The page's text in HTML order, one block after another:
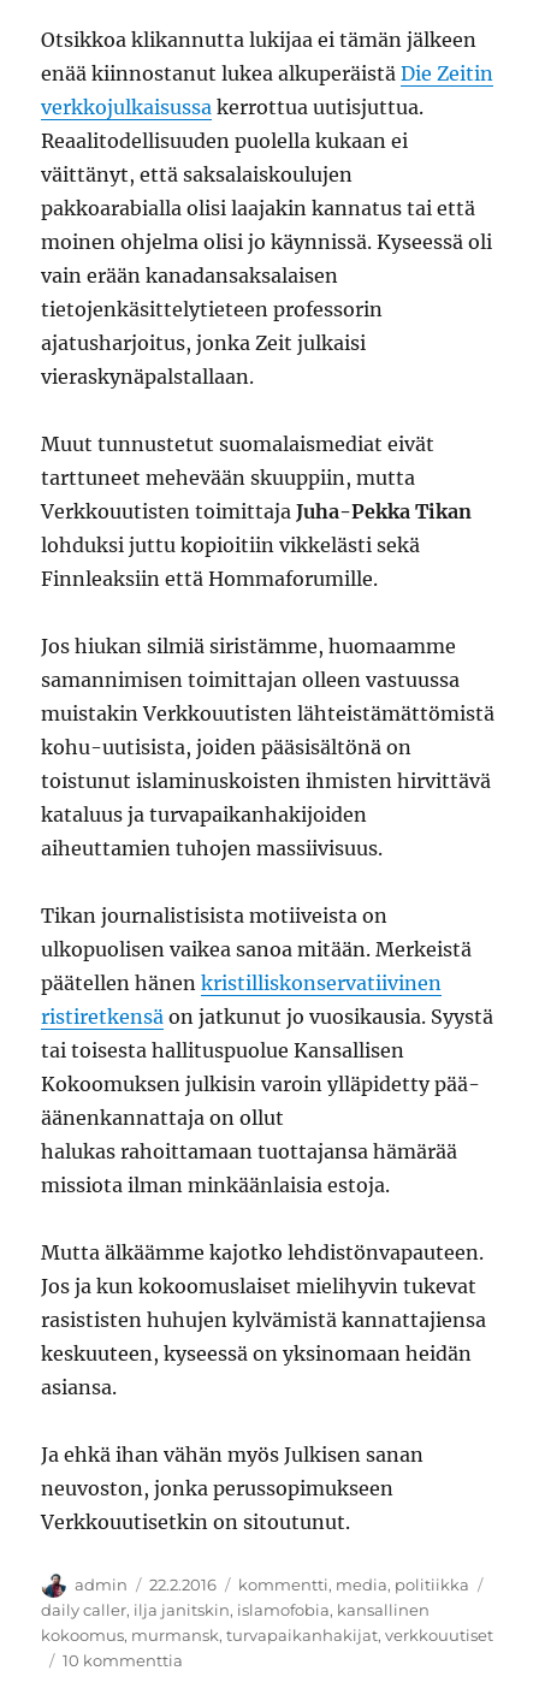
Otsikkoa klikannutta lukijaa ei tämän jälkeen
enää kiinnostanut lukea alkuperäistäDie Zeitin
verkkojulkaisussa kerrottua uutisjuttua.
Reaalitodellisuuden puolella kukaan ei
väittänyt, että saksalaiskoulujen
pakkoarabialla olisi laajakin kannatus tai että
moinen ohjelma olisi jo käynnissä. Kyseessä oli
vain erään kanadansaksalaisen
tietojenkäsittelytieteen professorin
ajatusharjoitus, jonka Zeit julkaisi
vieraskynäpalstallaan.
Muut tunnustetut suomalaismediat eivät
tarttuneet mehevään skuuppiin, mutta
Verkkouutisten toimittajaJuha-Pekka Tikan
lohduksi juttu kopioitiin vikkelästi sekä
Finnleaksiin että Hommaforumille.
Jos hiukan silmiä siristämme, huomaamme
samannimisen toimittajan olleen vastuussa
muistakin Verkkouutisten lähteistämättömistä
kohu-uutisista, joiden pääsisältönä on
toistunut islaminuskoisten ihmisten hirvittävä
kataluus ja turvapaikanhakijoiden
aiheuttamien tuhojen massiivisuus.
Tikan journalistisista motiiveista on
ulkopuolisen vaikea sanoa mitään. Merkeistä
päätellen hänenkristilliskonservatiivinen
ristiretkensä on jatkunut jo vuosikausia. Syystä
tai toisesta hallituspuolue Kansallisen
Kokoomuksen julkisin varoin ylläpidetty pää-
äänenkannattaja on ollut
halukas rahoittamaan tuottajansa hämärää
missiota ilman minkäänlaisia estoja.
Mutta älkäämme kajotko lehdistönvapauteen.
Jos ja kun kokoomuslaiset mielihyvin tukevat
rasististen huhujen kylvämistä kannattajiensa
keskuuteen, kyseessä on yksinomaan heidän
asiansa.
Ja ehkä ihan vähän myös Julkisen sanan
neuvoston, jonka perussopimukseen
Verkkouutisetkin on sitoutunut.
Kirjoittaja
admin Julkaistu
22.2.2016 Kategoriat
kommentti, media, politiikka
daily caller, ilja janitskin, islamofobia, kansallinen
kokoomus, murmansk,turvapaikanhakijat,verkkouutiset
10 kommenttia